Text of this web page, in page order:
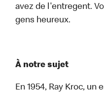
avez de l'entregent.
gens heureux.
À notre sujet
En 1954, Ray Kroc, un